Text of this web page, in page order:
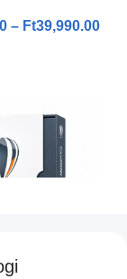
– Ft39,990.00